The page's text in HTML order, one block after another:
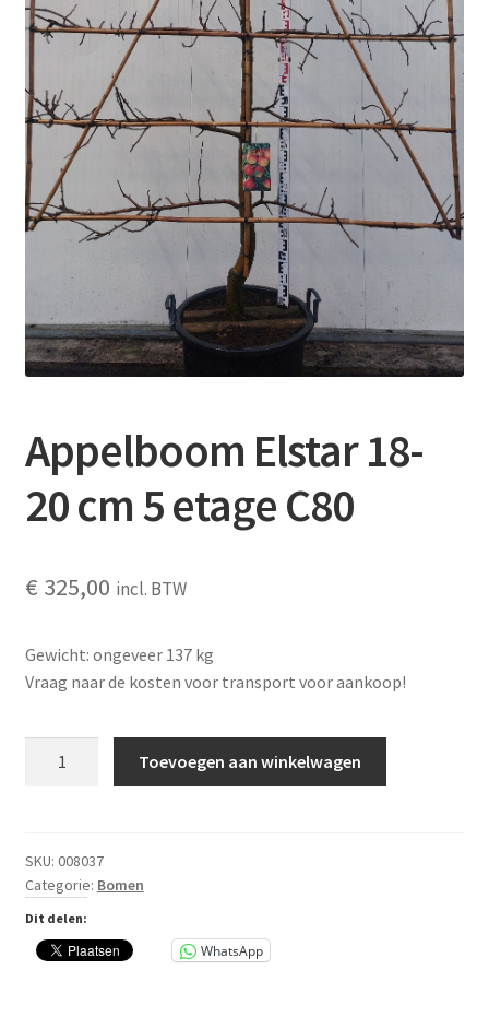
Contact
Booking Search
Appelboom Elstar 18-
20 cm 5 etage C80
€ 325,00 incl. BTW
Gewicht: ongeveer 137 kg
Vraag naar de kosten voor transport voor aankoop!
cm
5
etage C80
aantal
Toevoegen aan winkelwagen
SKU: 008037
Categorie: Bomen
Dit delen:
WhatsApp